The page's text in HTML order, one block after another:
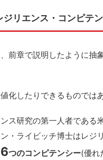
ジリエンス・コンピテ
前章で説明したように抽
化したりできるものでは
ス研究の第一人者である
・ライビッチ博士はレジ
6つのコンピテンシー(優れ